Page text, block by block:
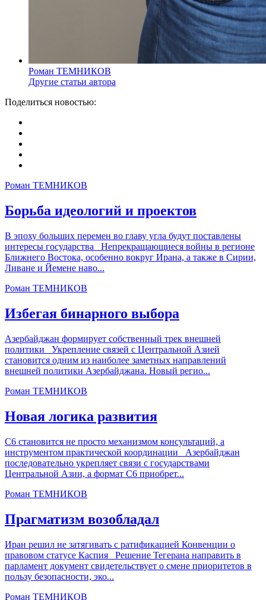
Роман ТЕМНИКОВ
Другие статьи автора
Поделиться новостью:
Роман ТЕМНИКОВ
Борьба идеологий и проектов
В эпоху больших перемен во главу угла будут поставлены
интересы государства Непрекращающиеся войны в регионе
Ближнего Востока, особенно вокруг Ирана, а также в Сирии,
Ливане и Йемене наво...
Роман ТЕМНИКОВ
Избегая бинарного выбора
Азербайджан формирует собственный трек внешней
политики Укрепление связей с Центральной Азией
становится одним из наиболее заметных направлений
внешней политики Азербайджана. Новый регио...
Роман ТЕМНИКОВ
Новая логика развития
С6 становится не просто механизмом консультаций, а
инструментом практической координации Азербайджан
последовательно укрепляет связи с государствами
Центральной Азии, а формат С6 приобрет...
Роман ТЕМНИКОВ
Прагматизм возобладал
Иран решил не затягивать с ратификацией Конвенции о
правовом статусе Каспия Решение Тегерана направить в
парламент документ свидетельствует о смене приоритетов в
пользу безопасности, эко...
Роман ТЕМНИКОВ